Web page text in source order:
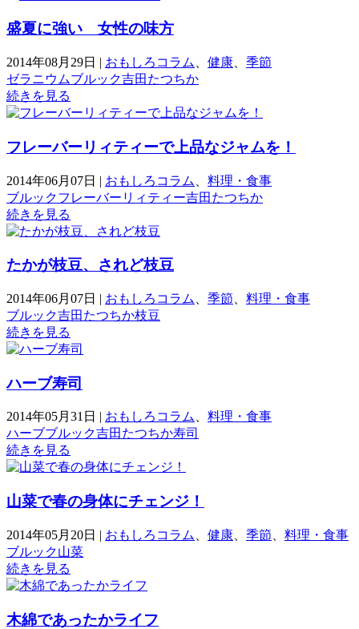
盛夏に強い 女性の味方
2014年08月29日 | おもしろコラム 健康
季節
ゼラニウムブルック吉田たつちか
続きを見る
フレーバーリィティーで上品なジャムを！
2014年06月07日 | おもしろコラム
料理・食事
ブルックフレーバーリィティー吉田たつちか
続きを見る
たかが枝豆、されど枝豆
2014年06月07日 | おもしろコラム 季節
料理・食事
ブルック吉田たつちか枝豆
続きを見る
ハーブ寿司
2014年05月31日 | おもしろコラム、 料理・食事
ハーブブルック吉田たつちか寿司
続きを見る
山菜で春の身体にチェンジ！
2014年05月20日 | おもしろコラム 健康 季節
料理・食事
ブルック山菜
続きを見る
木綿であったかライフ